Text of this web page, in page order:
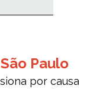
Paulo
por causa